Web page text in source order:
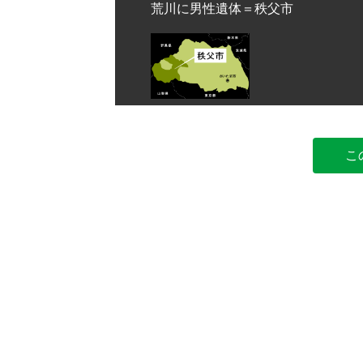
荒川に男性遺体＝秩父市
こ